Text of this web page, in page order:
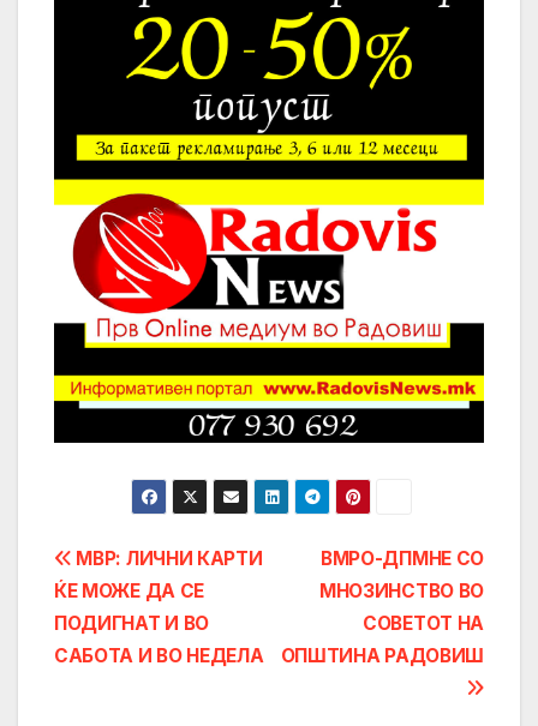
Post
navigation
ВМРО-ДПМНЕ СО
МНОЗИНСТВО ВО
СОВЕТОТ НА
ОПШТИНА РАДОВИШ
МВР: ЛИЧНИ КАРТИ
ЌЕ МОЖЕ ДА СЕ
ПОДИГНАТ И ВО
САБОТА И ВО НЕДЕЛА